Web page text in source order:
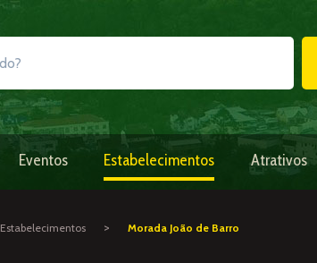
Eventos Estabelecimentos Atrativos
Estabelecimentos > Morada João de Barro